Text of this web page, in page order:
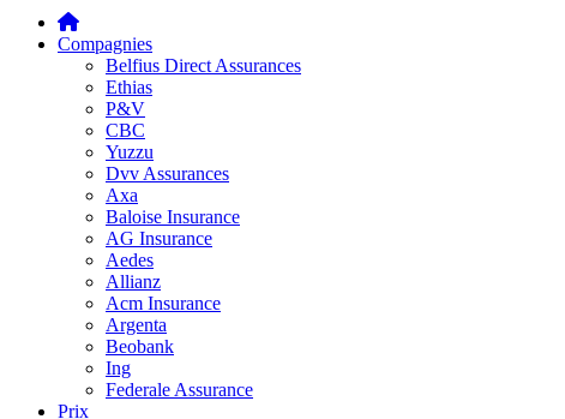
Compagnies
Belfius Direct Assurances
Ethias
P&V
CBC
Yuzzu
Dvv Assurances
Axa
Baloise Insurance
AG Insurance
Aedes
Allianz
Acm Insurance
Argenta
Beobank
Ing
Federale Assurance
Prix